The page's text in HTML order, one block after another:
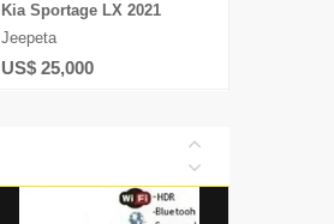
Kia Sportage LX 2021
Jeepeta
US$ 25,000